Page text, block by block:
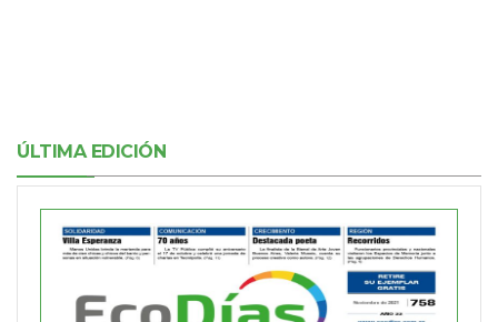
ÚLTIMA EDICIÓN